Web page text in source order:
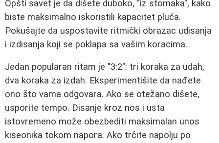
Opšti savet je da dišete duboko, "iz stomaka", kako
biste maksimalno iskoristili kapacitet pluća.
Pokušajte da uspostavite ritmički obrazac udisanja
i izdisanja koji se poklapa sa vašim koracima.
Jedan popularan ritam je "3:2": tri koraka za udah,
dva koraka za izdah. Eksperimentišite da nađete
ono što vama odgovara. Ako se otežano dišete,
usporite tempo. Disanje kroz nos i usta
istovremeno može obezbediti maksimalan unos
kiseonika tokom napora. Ako trčite napolju po